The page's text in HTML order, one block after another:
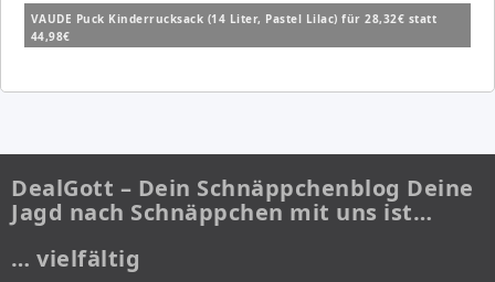
VAUDE Puck Kinderrucksack (14 Liter, Pastel Lilac) für 28,32€ statt
44,98€
DealGott – Dein Schnäppchenblog Deine
Jagd nach Schnäppchen mit uns ist…
… vielfältig